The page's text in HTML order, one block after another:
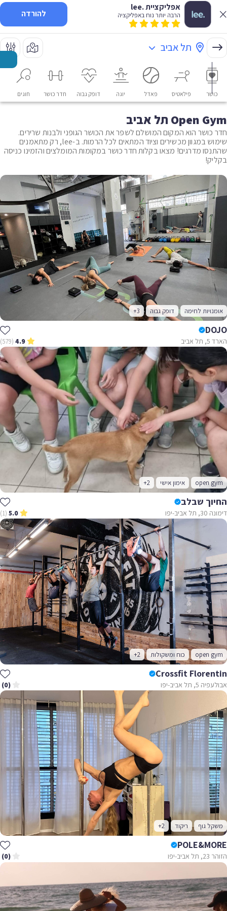
אפליקציית .lee
הרבה יותר נוח באפליקציה להורדה
תל אביב
כושר פילאטיס פאדל יוגה דופק גבוה חדר כושר חוגים
Open Gym תל אביב
חדר כושר הוא המקום המושלם לשפר את הכושר הגופני ולבנות שרירים.
שימוש במגוון מכשירים וציוד המתאים לכל הרמות. ב-lee, רק מתאמנים
שהתנסו מדרגים! מצאו בקלות חדר כושר במקומות המומלצים והזמינו כניסה
בקליק!
אומנויות לחימה דופק גבוה +3
DOJO
הארד 5, תל אביב 4.9
(579)
open gym אימון אישי +2
החיוך שבלב
דימונה 30, תל אביב-יפו 5.0
(1)
open gym כוח ומשקולות +2
Crossfit Florentin
אבולעפיה 5, תל אביב-יפו (0)
משקל גוף ריקוד +2
POLE&MORE
הזוהר 23, תל אביב-יפו (0)